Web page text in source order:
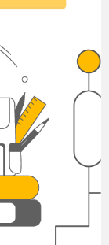
та їжею.
кабелі,
учні